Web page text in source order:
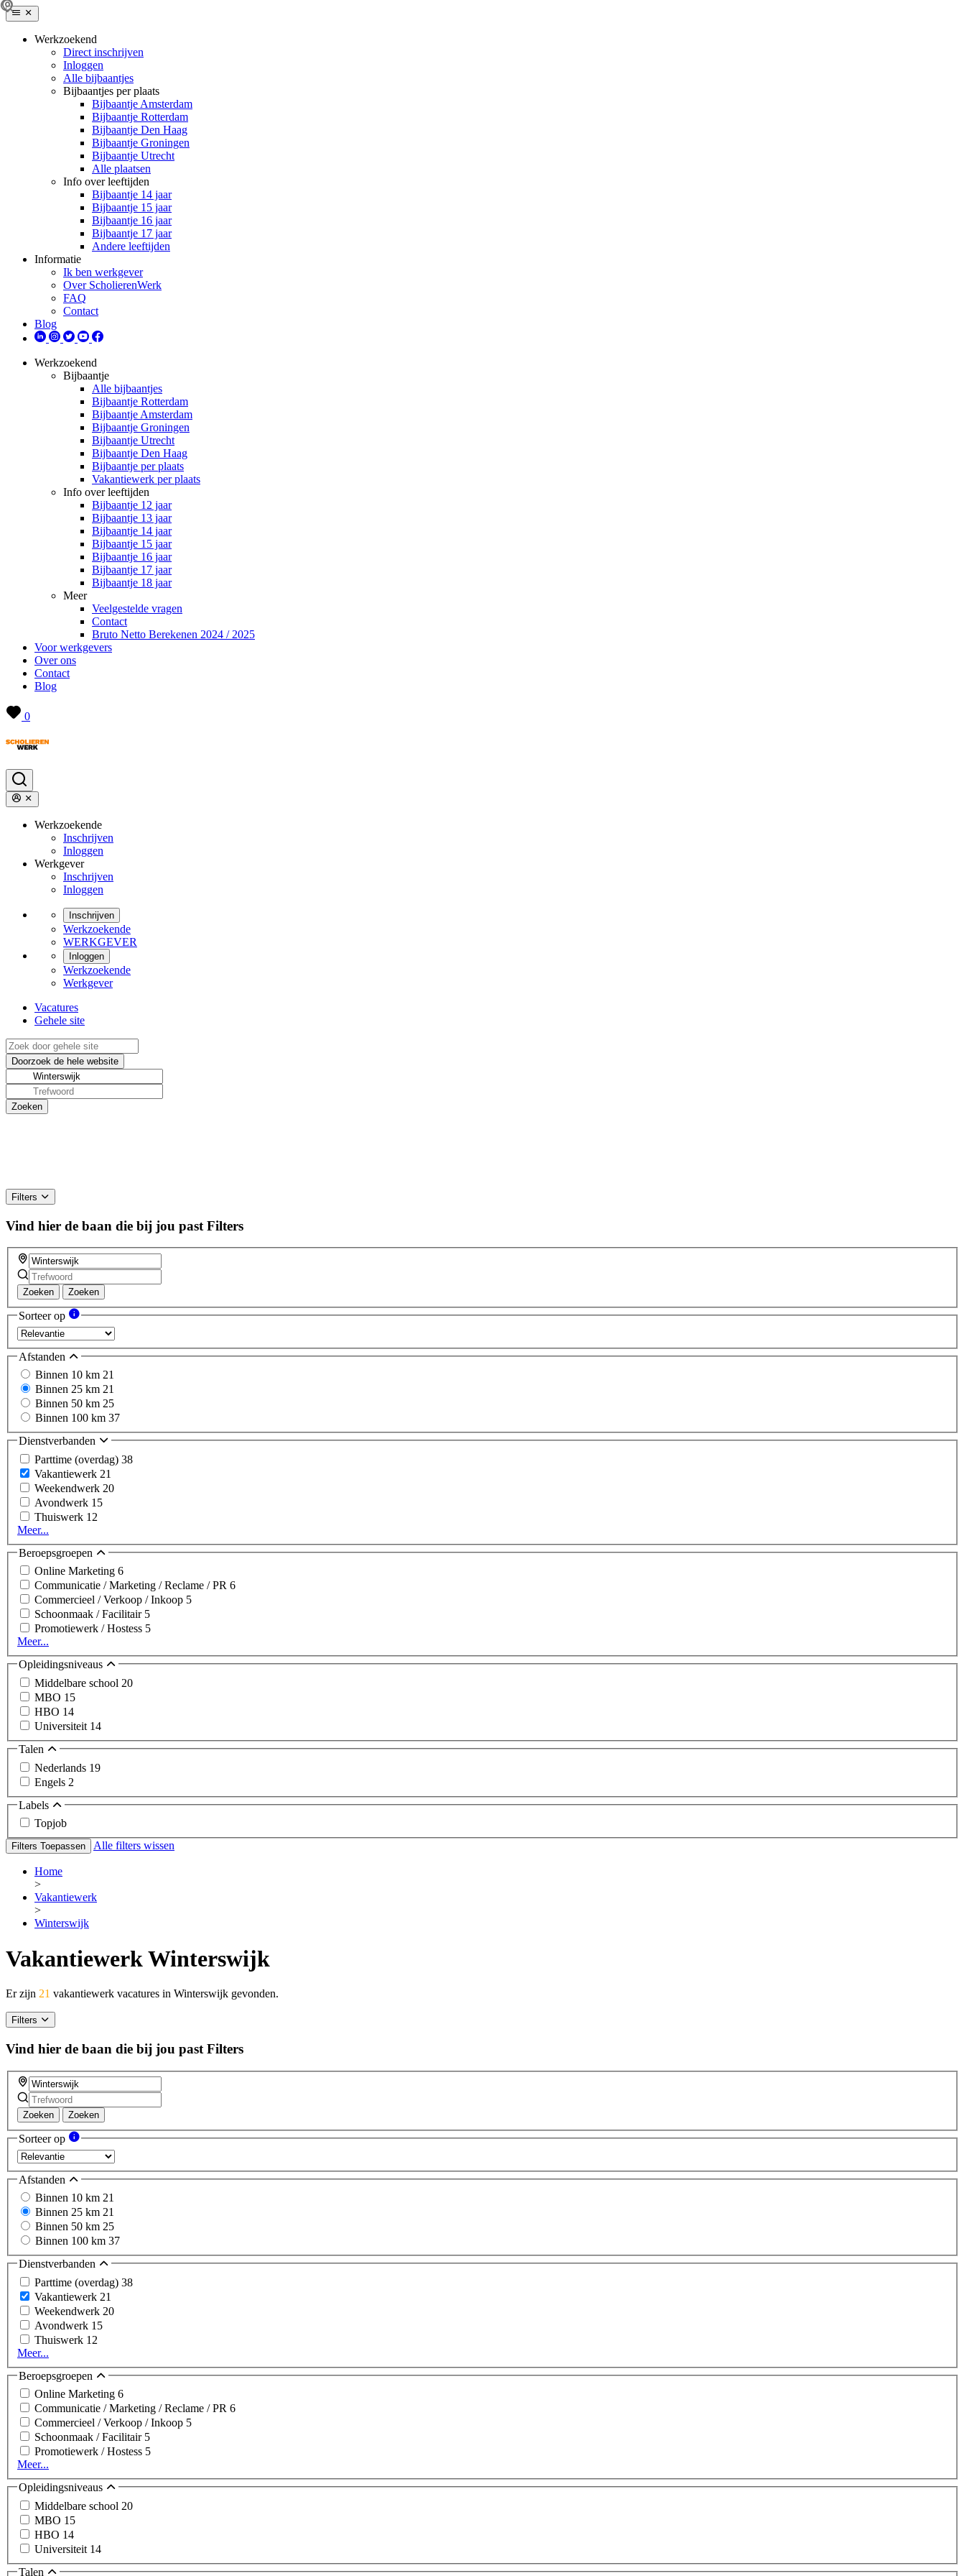
Werkzoekend
Direct inschrijven
Inloggen
Alle bijbaantjes
Bijbaantjes per plaats
Bijbaantje Amsterdam
Bijbaantje Rotterdam
Bijbaantje Den Haag
Bijbaantje Groningen
Bijbaantje Utrecht
Alle plaatsen
Info over leeftijden
Bijbaantje 14 jaar
Bijbaantje 15 jaar
Bijbaantje 16 jaar
Bijbaantje 17 jaar
Andere leeftijden
Informatie
Ik ben werkgever
Over ScholierenWerk
FAQ
Contact
Blog
Werkzoekend
Bijbaantje
Alle bijbaantjes
Bijbaantje Rotterdam
Bijbaantje Amsterdam
Bijbaantje Groningen
Bijbaantje Utrecht
Bijbaantje Den Haag
Bijbaantje per plaats
Vakantiewerk per plaats
Info over leeftijden
Bijbaantje 12 jaar
Bijbaantje 13 jaar
Bijbaantje 14 jaar
Bijbaantje 15 jaar
Bijbaantje 16 jaar
Bijbaantje 17 jaar
Bijbaantje 18 jaar
Meer
Veelgestelde vragen
Contact
Bruto Netto Berekenen 2024 / 2025
Voor werkgevers
Over ons
Contact
Blog
0
Werkzoekende
Inschrijven
Inloggen
Werkgever
Inschrijven
Inloggen
Inschrijven
Werkzoekende
WERKGEVER
Inloggen
Werkzoekende
Werkgever
Vacatures
Gehele site
Filters
Vind hier de baan die bij jou past Filters
Zoeken Zoeken
Sorteer op
Afstanden
Binnen 10 km 21
Binnen 25 km 21
Binnen 50 km 25
Binnen 100 km 37
Dienstverbanden
Parttime (overdag) 38
Vakantiewerk 21
Weekendwerk 20
Avondwerk 15
Thuiswerk 12
Meer...
Beroepsgroepen
Online Marketing 6
Communicatie / Marketing / Reclame / PR 6
Commercieel / Verkoop / Inkoop 5
Schoonmaak / Facilitair 5
Promotiewerk / Hostess 5
Meer...
Opleidingsniveaus
Middelbare school 20
MBO 15
HBO 14
Universiteit 14
Talen
Nederlands 19
Engels 2
Labels
Topjob
Filters Toepassen Alle filters wissen
Home
>
Vakantiewerk
>
Winterswijk
Vakantiewerk Winterswijk
Er zijn 21 vakantiewerk vacatures in Winterswijk gevonden.
Filters
Vind hier de baan die bij jou past Filters
Zoeken Zoeken
Sorteer op
Afstanden
Binnen 10 km 21
Binnen 25 km 21
Binnen 50 km 25
Binnen 100 km 37
Dienstverbanden
Parttime (overdag) 38
Vakantiewerk 21
Weekendwerk 20
Avondwerk 15
Thuiswerk 12
Meer...
Beroepsgroepen
Online Marketing 6
Communicatie / Marketing / Reclame / PR 6
Commercieel / Verkoop / Inkoop 5
Schoonmaak / Facilitair 5
Promotiewerk / Hostess 5
Meer...
Opleidingsniveaus
Middelbare school 20
MBO 15
HBO 14
Universiteit 14
Talen